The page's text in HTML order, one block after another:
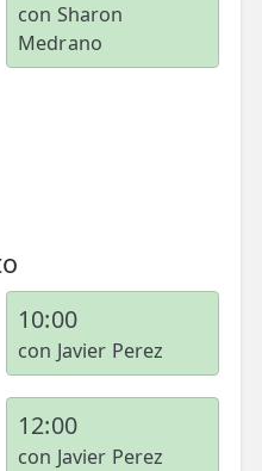
con Sharon
Medrano
10:00
con Javier Perez
12:00
con Javier Perez